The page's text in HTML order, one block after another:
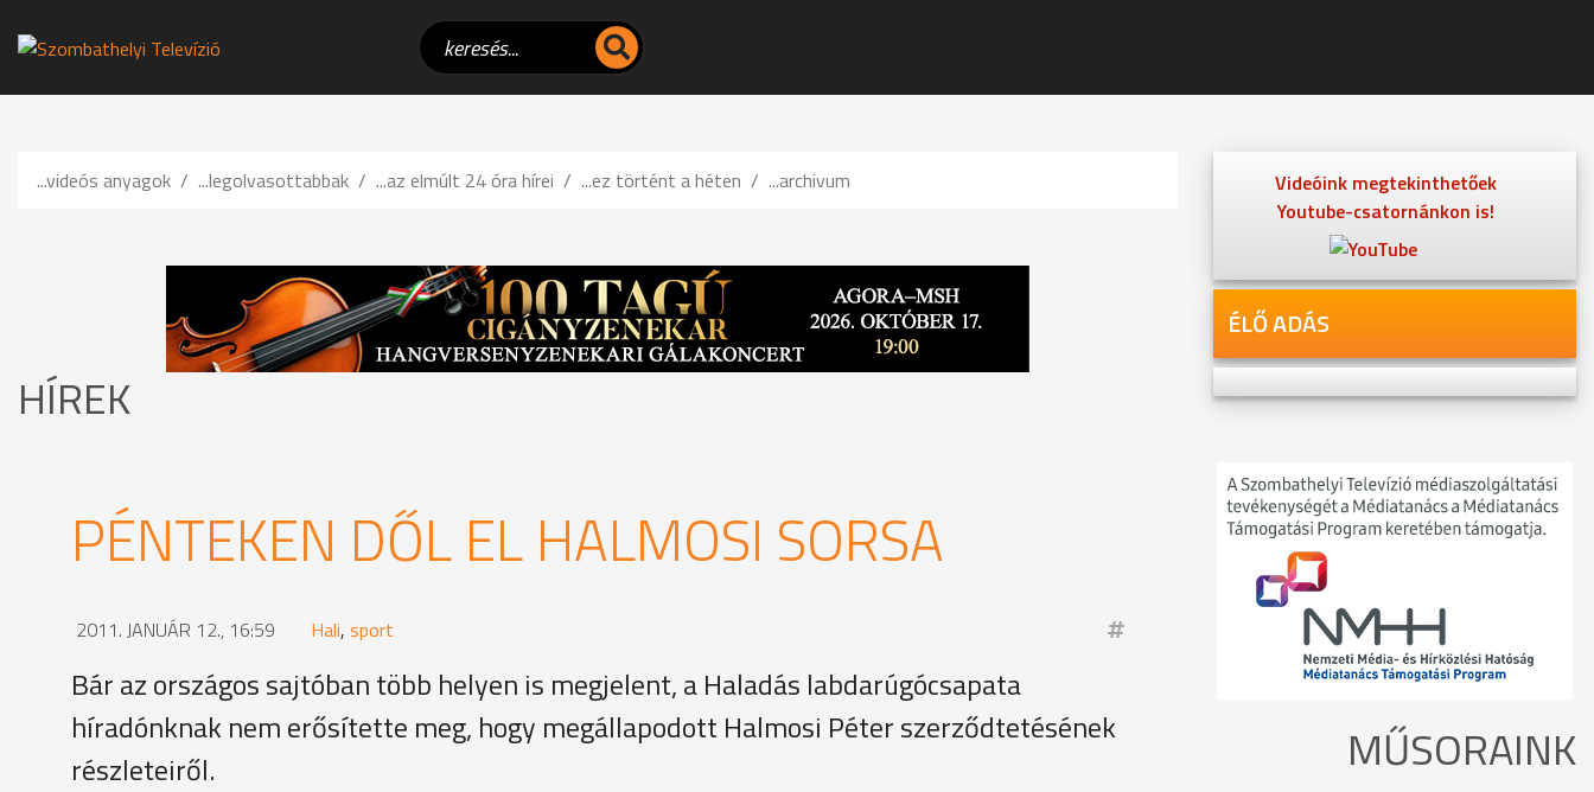
...videós anyagok ...legolvasottabbak ...az elmúlt 24 óra hírei ...ez történt a héten ...archivum
HÍREK
PÉNTEKEN DŐL EL HALMOSI SORSA
2011. JANUÁR 12., 16:59 Hali, sport
Bár az országos sajtóban több helyen is megjelent, a Haladás labdarúgócsapata
híradónknak nem erősítette meg, hogy megállapodott Halmosi Péter szerződtetésének
részleteiről.
Videóink megtekinthetőek
Youtube-csatornánkon is!
ÉLŐ ADÁS
MŰSORAINK